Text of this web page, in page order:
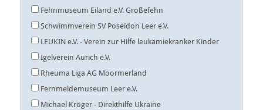
Fehnmuseum Eiland e.V. Großefehn
Schwimmverein SV Poseidon Leer e.V.
LEUKIN e.V. - Verein zur Hilfe leukämiekranker Kinder
Igelverein Aurich e.V.
Rheuma Liga AG Moormerland
Fernmeldemuseum Leer e.V.
Michael Kröger - Direkthilfe Ukraine